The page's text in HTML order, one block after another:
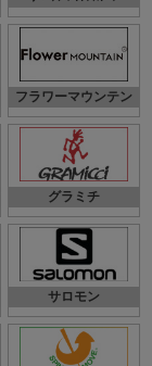
フラワーマウンテン
グラミチ
サロモン